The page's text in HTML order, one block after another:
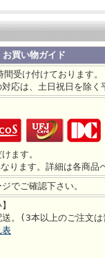
お買い物ガイド
受け付けております。
応は、土日祝日を除く
ます。
ります。詳細は各商品
でご確認下さい。
。(3本以上のご注文
表